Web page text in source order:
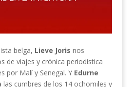
belga, Lieve Joris nos
de viajes y crónica periodística
por Malí y Senegal. Y Edurne
las cumbres de los 14 ochomiles y